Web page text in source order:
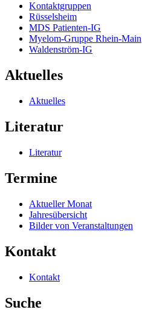
Kontaktgruppen
Rüsselsheim
MDS Patienten-IG
Myelom-Gruppe Rhein-Main
Waldenström-IG
Aktuelles
Aktuelles
Literatur
Literatur
Termine
Aktueller Monat
Jahresübersicht
Bilder von Veranstaltungen
Kontakt
Kontakt
Suche